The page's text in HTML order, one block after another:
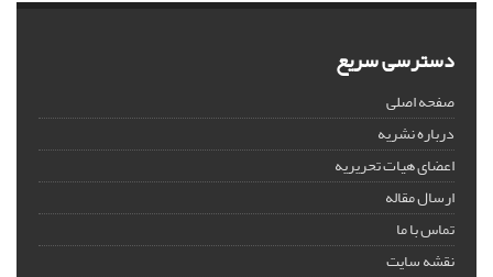
دسترسی سریع
صفحه اصلی
درباره نشریه
اعضای هیات تحریریه
ارسال مقاله
تماس با ما
نقشه سایت